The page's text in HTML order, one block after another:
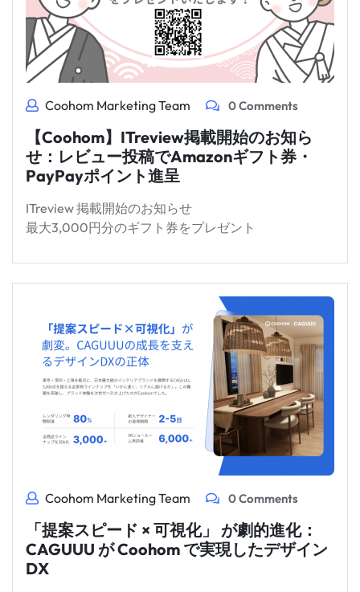
Coohom Marketing Team 0 Comments
【Coohom】ITreview掲載開始のお知ら
せ：レビュー投稿でAmazonギフト券・
PayPayポイント進呈
ITreview 掲載開始のお知らせ
最大3,000円分のギフト券をプレゼント
Coohom Marketing Team 0 Comments
「提案スピード × 可視化」 が劇的進化：
CAGUUU が Coohom で実現したデザイン
DX